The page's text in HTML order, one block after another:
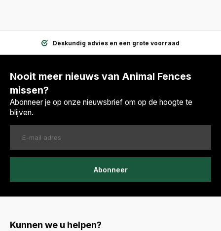
Deskundig advies en een grote voorraad
Nooit meer nieuws van Animal Fences
missen?
Abonneer je op onze nieuwsbrief om op de hoogte te
blijven.
Abonneer
Kunnen we u helpen?